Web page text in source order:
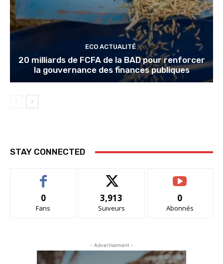
ECO ACTUALITÉ
20 milliards de FCFA de la BAD pour renforcer
la gouvernance des finances publiques
STAY CONNECTED
0
Fans
3,913
Suiveurs
0
Abonnés
- Advertisement -